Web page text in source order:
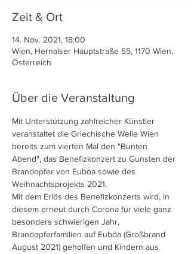
Zeit & Ort
14. Nov. 2021, 18:00
Wien, Hernalser Hauptstraße 55, 1170 Wien,
Österreich
Über die Veranstaltung
Mit Unterstützung zahlreicher Künstler
veranstaltet die Griechische Welle Wien
bereits zum vierten Mal den "Bunten
Abend", das Benefizkonzert zu Gunsten der
Brandopfer von Euböa sowie des
Weihnachtsprojekts 2021.
Mit dem Erlös des Benefizkonzerts wird, in
diesem erneut durch Corona für viele ganz
besonders schwierigen Jahr,
Brandopferfamilien auf Euböa (Großbrand
August 2021) geholfen und Kindern aus